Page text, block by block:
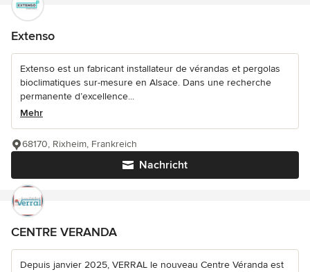
Extenso
Extenso est un fabricant installateur de vérandas et pergolas
bioclimatiques sur-mesure en Alsace. Dans une recherche
permanente d’excellence...
Mehr
Nachricht
68170, Rixheim, Frankreich
CENTRE VERANDA
Depuis janvier 2025, VERRAL le nouveau Centre Véranda est